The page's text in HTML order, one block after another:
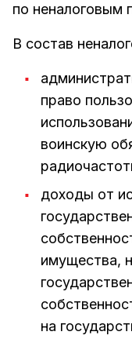
по неналоговым
В состав
право
воинскую
доходы от
имущества,
на